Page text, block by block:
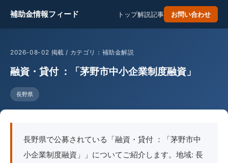
補助金情報フィード トップ解説記事 お問い合わせ
2026-08-02 掲載 / カテゴリ：補助金解説
融資・貸付 ：「茅野市中小企業制度融資」
長野県
長野県で公募されている「融資・貸付 ：「茅野市中
小企業制度融資」」についてご紹介します。地域: 長